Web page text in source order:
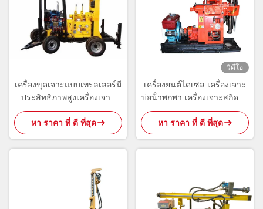
เครื่องขุดเจาะแบบเทรลเลอร์มี
ประสิทธิภาพสูงเครื่องเจาะ
หลุมเจาะความจุ 400 ม
หา ราคา ที่ ดี ที่สุด
วิดีโอ
เครื่องยนต์ไดเซล เครื่องเจาะ
บ่อน้ําพกพา เครื่องเจาะสกิดติด
เครื่องหมุน 180m
หา ราคา ที่ ดี ที่สุด